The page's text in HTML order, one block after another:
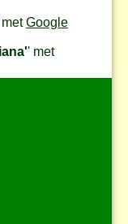
Google
' met